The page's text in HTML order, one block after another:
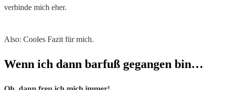
verbinde mich eher.
Also: Cooles Fazit für mich.
Wenn ich dann barfuß gegangen bin…